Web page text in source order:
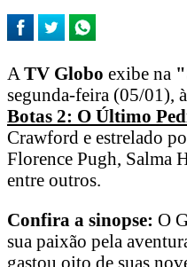
A TV Globo exibe na
segunda-feira (05/01),
Botas 2: O Último
Crawford e estrelado
Florence Pugh, Salma
entre outros.
Confira a sinopse: O
sua paixão pela
gastou oito de suas